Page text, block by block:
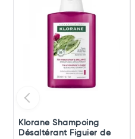
Klorane Shampoing
Désaltérant Figuier de